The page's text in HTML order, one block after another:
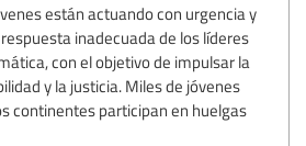
están actuando con urgencia y
inadecuada de los líderes
con el objetivo de impulsar la
y la justicia. Miles de jóvenes
continentes participan en huelgas